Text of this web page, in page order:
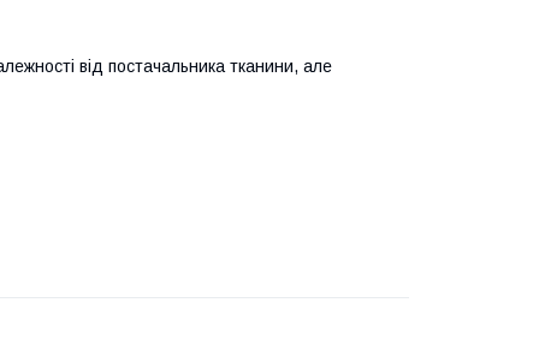
від постачальника тканини, але